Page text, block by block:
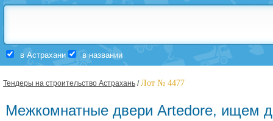
в Астрахани в названии
Тендеры на строительство Астрахань /Лот № 4477
Межкомнатные двери Artedore, ищем